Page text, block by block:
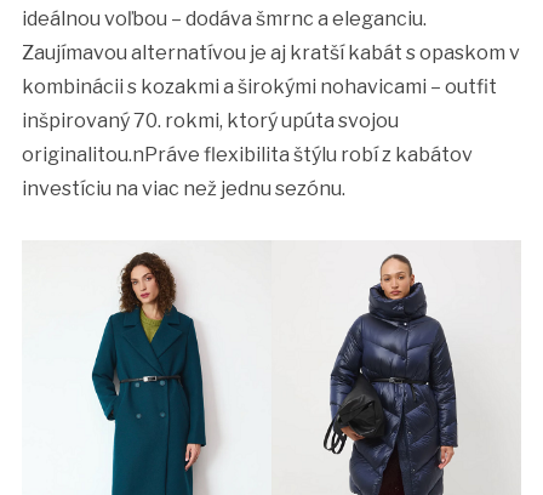
ideálnou voľbou – dodáva šmrnc a eleganciu.
Zaujímavou alternatívou je aj kratší kabát s opaskom v
kombinácii s kozakmi a širokými nohavicami – outfit
inšpirovaný 70. rokmi, ktorý upúta svojou
originalitou.nPráve flexibilita štýlu robí z kabátov
investíciu na viac než jednu sezónu.